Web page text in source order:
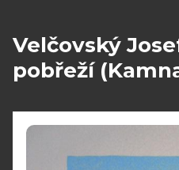
Velčovský
pobřeží